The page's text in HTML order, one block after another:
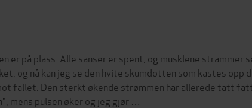
er på plass. Alle sanser er spent, og musklene strammer
og nå kan jeg se den hvite skumdotten som kastes opp
fallet. Den sterkt økende strømmen har allerede tatt
mens pulsen øker og jeg gjør …